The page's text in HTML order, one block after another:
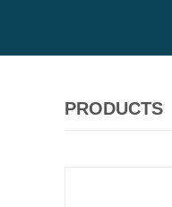
PRODUCTS